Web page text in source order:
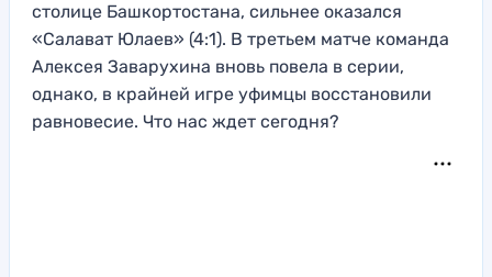
столице Башкортостана, сильнее оказался
«Салават Юлаев» (4:1). В третьем матче команда
Алексея Заварухина вновь повела в серии,
однако, в крайней игре уфимцы восстановили
равновесие. Что нас ждет сегодня?